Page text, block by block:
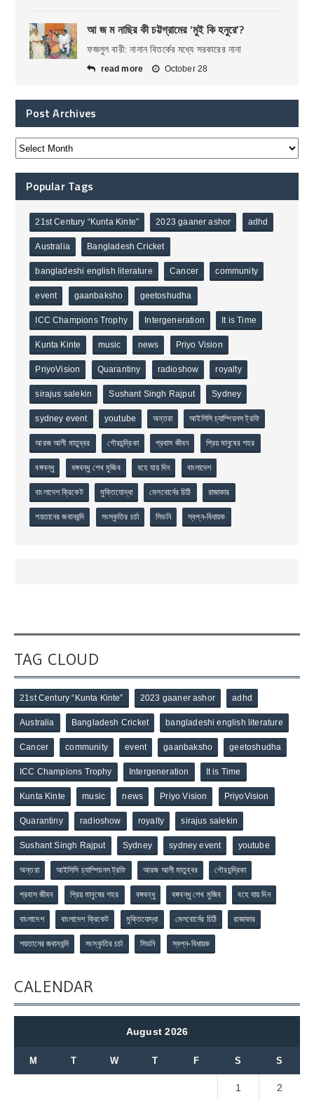
আ জ ম নাছির কী চট্টগ্রামের ‘মুই কি হনুরে’?
ফজলুল বারী: নানান বিতর্কের মধ্যে সরকারের নানা
read more October 28
Post Archives
Popular Tags
21st Century “Kunta Kinte” 2023 gaaner ashor adhd
Australia Bangladesh Cricket
bangladeshi english literature Cancer community
event gaanbaksho geetoshudha
ICC Champions Trophy Intergeneration It is Time
Kunta Kinte music news Priyo Vision
PriyoVision Quarantiny radioshow royalty
sirajus salekin Sushant Singh Rajput Sydney
sydney event youtube অন্তরা আইসিসি চ্যাম্পিয়নস ট্রফি
আরজ আলী মাতুব্বর গৌরচন্দ্রিকা প্রবাস জীবন প্রিয় মানুষের শহর
বঙ্গবন্ধু বঙ্গবন্ধু শেখ মুজিব বহে যায় দিন বাংলাদেশ
বাংলাদেশ ক্রিকেট মুক্তিযোদ্ধা মেলবোর্নের চিঠি রাজাকার
শয়তানের জবানবন্দি সংস্কৃতির চর্চা সিডনি স্বপ্ন-বিধায়ক
TAG CLOUD
21st Century “Kunta Kinte” 2023 gaaner ashor adhd
Australia Bangladesh Cricket bangladeshi english literature
Cancer community event gaanbaksho geetoshudha
ICC Champions Trophy Intergeneration It is Time
Kunta Kinte music news Priyo Vision PriyoVision
Quarantiny radioshow royalty sirajus salekin
Sushant Singh Rajput Sydney sydney event youtube
অন্তরা আইসিসি চ্যাম্পিয়নস ট্রফি আরজ আলী মাতুব্বর গৌরচন্দ্রিকা
প্রবাস জীবন প্রিয় মানুষের শহর বঙ্গবন্ধু বঙ্গবন্ধু শেখ মুজিব বহে যায় দিন
বাংলাদেশ বাংলাদেশ ক্রিকেট মুক্তিযোদ্ধা মেলবোর্নের চিঠি রাজাকার
শয়তানের জবানবন্দি সংস্কৃতির চর্চা সিডনি স্বপ্ন-বিধায়ক
CALENDAR
August 2026
M T W T F S S
1 2